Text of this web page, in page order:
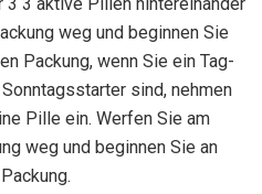
weg und beginnen Sie
Packung, wenn Sie ein Tag-
sind, nehmen
Pille ein. Werfen Sie am
weg und beginnen Sie an